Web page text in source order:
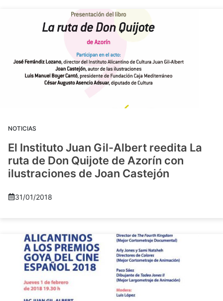
NOTICIAS
El Instituto Juan Gil-Albert reedita La
ruta de Don Quijote de Azorín con
ilustraciones de Joan Castejón
31/01/2018